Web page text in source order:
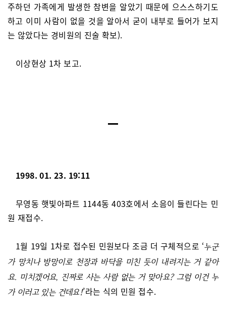
주하던 가족에게 발생한 참변을 알았기 때문에 으스스하기도
하고 이미 사람이 없을 것을 알아서 굳이 내부로 들어가 보지
는 않았다는 경비원의 진술 확보).
이상현상 1차 보고.
1998. 01. 23. 19:11
무영동 햇빛아파트 1144동 403호에서 소음이 들린다는 민
원 재접수.
1월 19일 1차로 접수된 민원보다 조금 더 구체적으로 ‘누군
가 망치나 방망이로 천장과 바닥을 미친 듯이 내려지는 거 같아
요. 미치겠어요, 진짜로 사는 사람 없는 거 맞아요? 그럼 이건 누
가 이러고 있는 건데요!’라는 식의 민원 접수.